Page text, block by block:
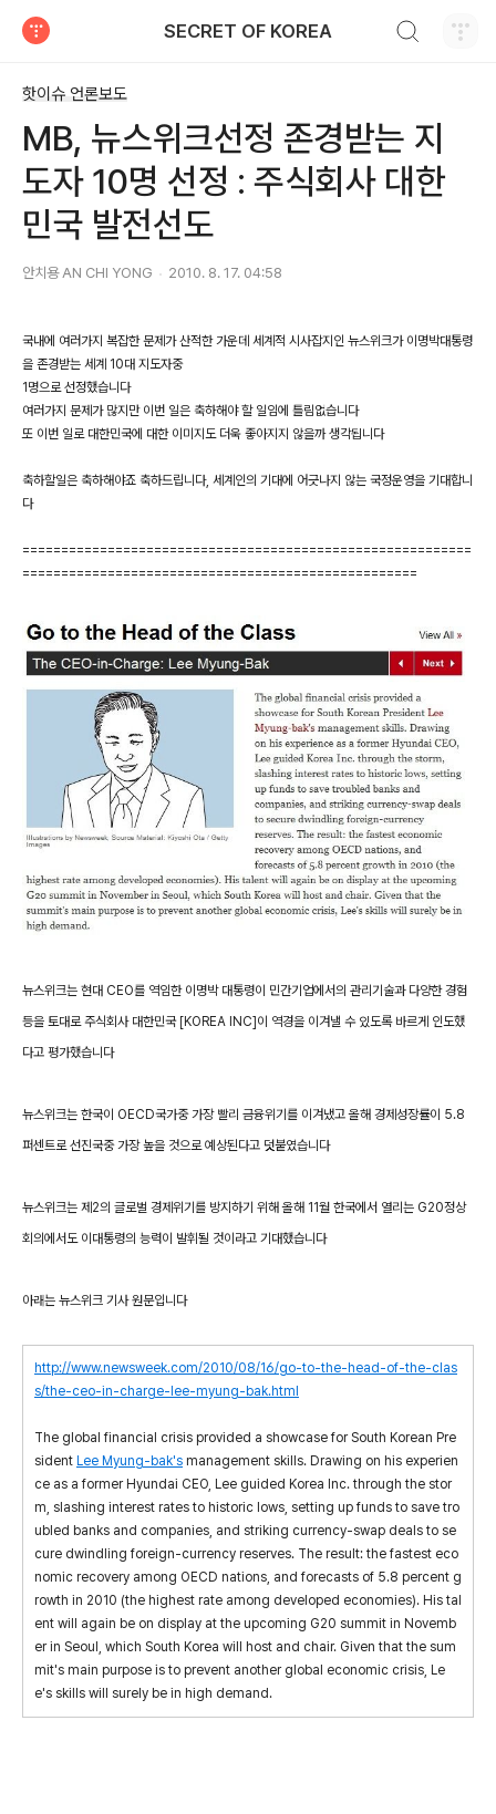
SECRET OF KOREA
핫이슈 언론보도
MB, 뉴스위크선정 존경받는 지
도자 10명 선정 : 주식회사 대한
민국 발전선도
안치용 AN CHI YONG 2010. 8. 17. 04:58
국내에 여러가지 복잡한 문제가 산적한 가운데 세계적 시사잡지인 뉴스위크가 이명박대통령
을 존경받는 세계 10대 지도자중
1명으로 선정했습니다
여러가지 문제가 많지만 이번 일은 축하해야 할 일임에 틀림없습니다
또 이번 일로 대한민국에 대한 이미지도 더욱 좋아지지 않을까 생각됩니다
축하할일은 축하해야죠 축하드립니다, 세계인의 기대에 어긋나지 않는 국정운영을 기대합니
다
==========================================================
===================================================
뉴스위크는 현대 CEO를 역임한 이명박 대통령이 민간기업에서의 관리기술과 다양한 경험
등을 토대로 주식회사 대한민국 [KOREA INC]이 역경을 이겨낼 수 있도록 바르게 인도했
다고 평가했습니다
뉴스위크는 한국이 OECD국가중 가장 빨리 금융위기를 이겨냈고 올해 경제성장률이 5.8
퍼센트로 선진국중 가장 높을 것으로 예상된다고 덧붙였습니다
뉴스위크는 제2의 글로벌 경제위기를 방지하기 위해 올해 11월 한국에서 열리는 G20정상
회의에서도 이대통령의 능력이 발휘될 것이라고 기대했습니다
아래는 뉴스위크 기사 원문입니다
http://www.newsweek.com/2010/08/16/go-to-the-head-of-the-clas
s/the-ceo-in-charge-lee-myung-bak.html
The global financial crisis provided a showcase for South Korean Pre
sident Lee Myung-bak's management skills. Drawing on his experien
ce as a former Hyundai CEO, Lee guided Korea Inc. through the stor
m, slashing interest rates to historic lows, setting up funds to save tro
ubled banks and companies, and striking currency-swap deals to se
cure dwindling foreign-currency reserves. The result: the fastest eco
nomic recovery among OECD nations, and forecasts of 5.8 percent g
rowth in 2010 (the highest rate among developed economies). His tal
ent will again be on display at the upcoming G20 summit in Novemb
er in Seoul, which South Korea will host and chair. Given that the sum
mit's main purpose is to prevent another global economic crisis, Le
e's skills will surely be in high demand.